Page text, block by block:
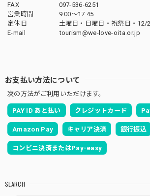
FAX
097-536-6251
営業時間
9:00～17:45
定休日
土曜日・日曜日・祝祭日・12/
E-mail
tourism@we-love-oita.or.jp
お支払い方法について
次の方法がご利用いただけます。
PAY ID あと払い クレジットカード
Amazon Pay キャリア決済 銀行振込
コンビニ決済またはPay-easy
SEARCH